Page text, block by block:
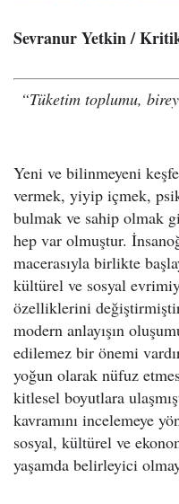
Sevranur Yetkin /
“Tüketim toplumu,
Yeni ve bilinmeyeni
vermek, yiyip içmek,
bulmak ve sahip olmak
hep var olmuştur.
macerasıyla birlikte
kültürel ve sosyal
özelliklerini
modern anlayışın
edilemez bir önemi
yoğun olarak nüfuz
kitlesel boyutlara
kavramını incelemeye
sosyal, kültürel ve
yaşamda belirleyici